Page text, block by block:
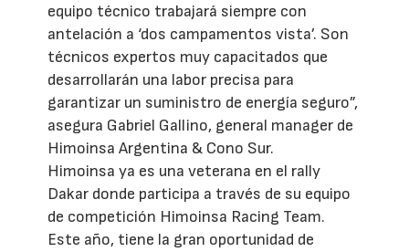
equipo técnico trabajará siempre con
antelación a ‘dos campamentos vista’. Son
técnicos expertos muy capacitados que
desarrollarán una labor precisa para
garantizar un suministro de energía seguro”,
asegura Gabriel Gallino, general manager de
Himoinsa Argentina & Cono Sur.
Himoinsa ya es una veterana en el rally
Dakar donde participa a través de su equipo
de competición Himoinsa Racing Team.
Este año, tiene la gran oportunidad de